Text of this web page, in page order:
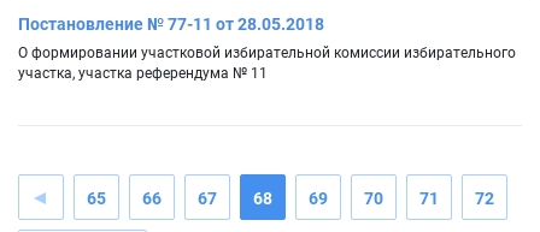
Постановление № 77-11 от 28.05.2018
О формировании участковой избирательной комиссии избирательного
участка, участка референдума № 11
65 66 67 68 69 70 71 72